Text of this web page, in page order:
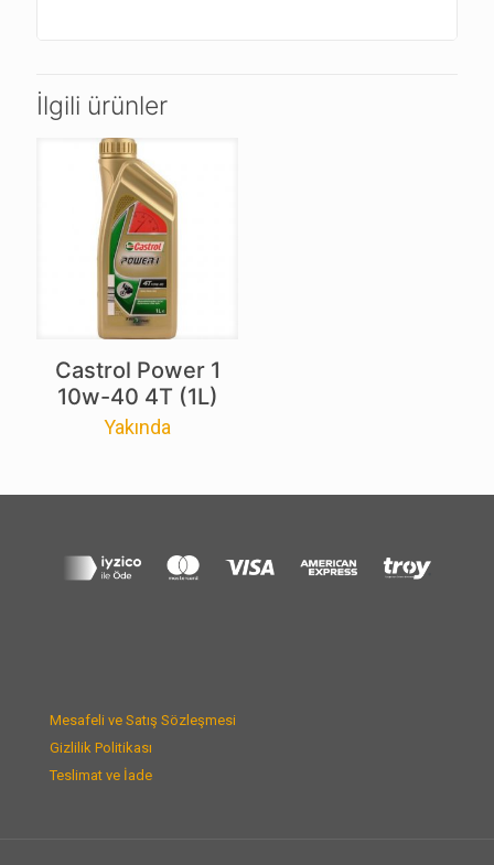
İlgili ürünler
Castrol Power 1
10w-40 4T (1L)
Yakında
Mesafeli ve Satış Sözleşmesi
Gizlilik Politikası
Teslimat ve İade